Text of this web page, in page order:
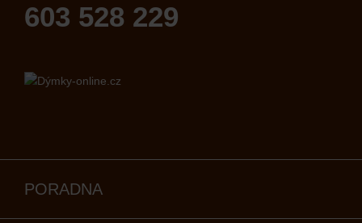
603 528 229
PORADNA